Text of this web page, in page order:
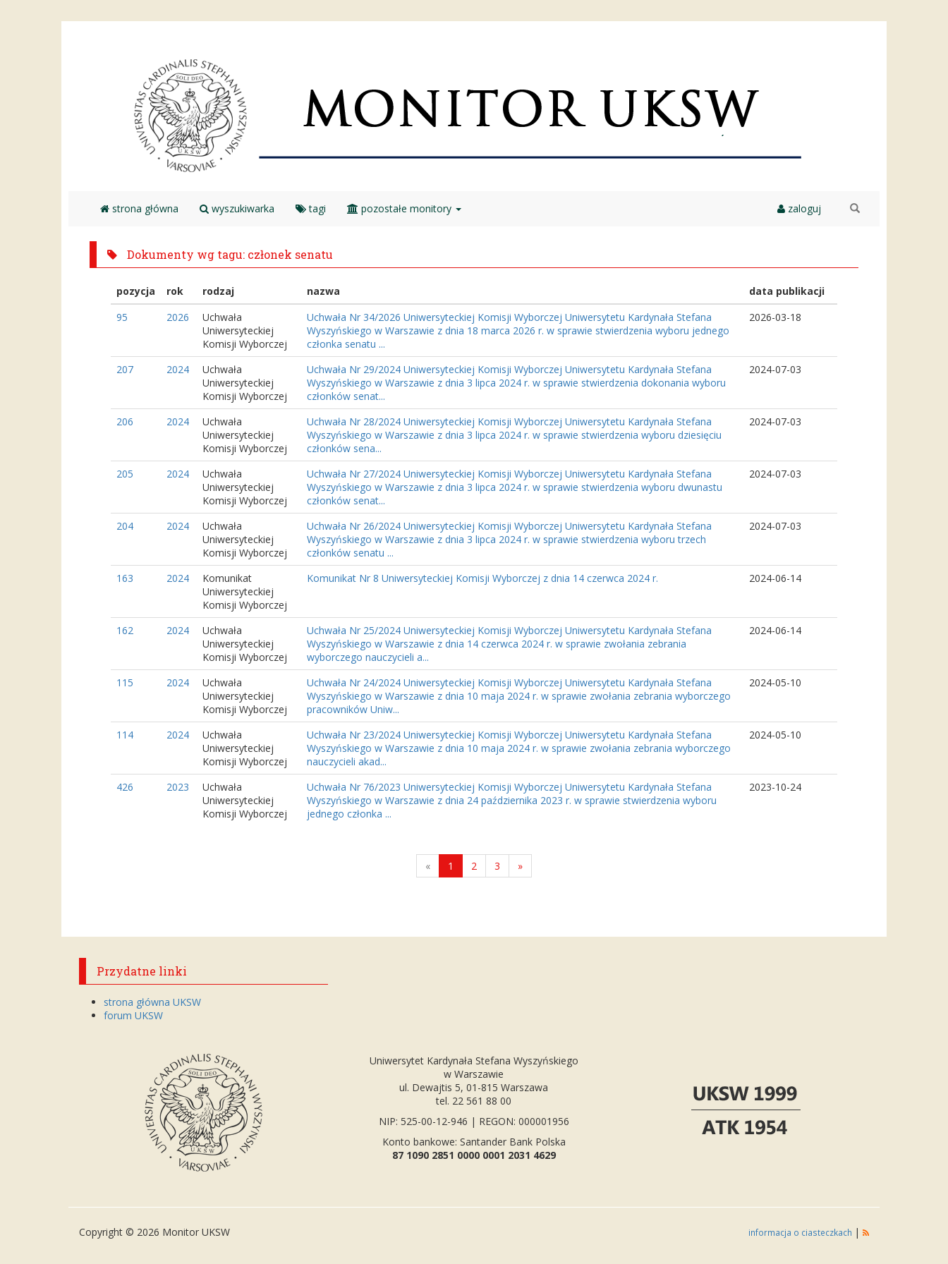
strona główna wyszukiwarka tagi pozostałe monitory zaloguj
Dokumenty wg tagu: członek senatu
pozycja rok rodzaj nazwa
data publikacji
95
2026
Uchwała
Uniwersyteckiej
Komisji Wyborczej
Uchwała Nr 34/2026 Uniwersyteckiej Komisji Wyborczej Uniwersytetu Kardynała Stefana
Wyszyńskiego w Warszawie z dnia 18 marca 2026 r. w sprawie stwierdzenia wyboru jednego
członka senatu ...
2026-03-18
207 2024
Uchwała
Uniwersyteckiej
Komisji Wyborczej
Uchwała Nr 29/2024 Uniwersyteckiej Komisji Wyborczej Uniwersytetu Kardynała Stefana
Wyszyńskiego w Warszawie z dnia 3 lipca 2024 r. w sprawie stwierdzenia dokonania wyboru
członków senat...
2024-07-03
206 2024
Uchwała
Uniwersyteckiej
Komisji Wyborczej
Uchwała Nr 28/2024 Uniwersyteckiej Komisji Wyborczej Uniwersytetu Kardynała Stefana
Wyszyńskiego w Warszawie z dnia 3 lipca 2024 r. w sprawie stwierdzenia wyboru dziesięciu
członków sena...
2024-07-03
205 2024
Uchwała
Uniwersyteckiej
Komisji Wyborczej
Uchwała Nr 27/2024 Uniwersyteckiej Komisji Wyborczej Uniwersytetu Kardynała Stefana
Wyszyńskiego w Warszawie z dnia 3 lipca 2024 r. w sprawie stwierdzenia wyboru dwunastu
członków senat...
2024-07-03
204 2024
Uchwała
Uniwersyteckiej
Komisji Wyborczej
Uchwała Nr 26/2024 Uniwersyteckiej Komisji Wyborczej Uniwersytetu Kardynała Stefana
Wyszyńskiego w Warszawie z dnia 3 lipca 2024 r. w sprawie stwierdzenia wyboru trzech
członków senatu ...
2024-07-03
163 2024
Komunikat
Uniwersyteckiej
Komisji Wyborczej
Komunikat Nr 8 Uniwersyteckiej Komisji Wyborczej z dnia 14 czerwca 2024 r. 2024-06-14
162 2024
Uchwała
Uniwersyteckiej
Komisji Wyborczej
Uchwała Nr 25/2024 Uniwersyteckiej Komisji Wyborczej Uniwersytetu Kardynała Stefana
Wyszyńskiego w Warszawie z dnia 14 czerwca 2024 r. w sprawie zwołania zebrania
wyborczego nauczycieli a...
2024-06-14
115 2024
Uchwała
Uniwersyteckiej
Komisji Wyborczej
Uchwała Nr 24/2024 Uniwersyteckiej Komisji Wyborczej Uniwersytetu Kardynała Stefana
Wyszyńskiego w Warszawie z dnia 10 maja 2024 r. w sprawie zwołania zebrania wyborczego
pracowników Uniw...
2024-05-10
114 2024
Uchwała
Uniwersyteckiej
Komisji Wyborczej
Uchwała Nr 23/2024 Uniwersyteckiej Komisji Wyborczej Uniwersytetu Kardynała Stefana
Wyszyńskiego w Warszawie z dnia 10 maja 2024 r. w sprawie zwołania zebrania wyborczego
nauczycieli akad...
2024-05-10
426 2023
Uchwała
Uniwersyteckiej
Komisji Wyborczej
Uchwała Nr 76/2023 Uniwersyteckiej Komisji Wyborczej Uniwersytetu Kardynała Stefana
Wyszyńskiego w Warszawie z dnia 24 października 2023 r. w sprawie stwierdzenia wyboru
jednego członka ...
2023-10-24
« 1 2 3 »
Przydatne linki
strona główna UKSW
forum UKSW
Uniwersytet Kardynała Stefana Wyszyńskiego
w Warszawie
ul. Dewajtis 5, 01-815 Warszawa
tel. 22 561 88 00
NIP: 525-00-12-946 | REGON: 000001956
Konto bankowe: Santander Bank Polska
87 1090 2851 0000 0001 2031 4629
Copyright © 2026 Monitor UKSW informacja o ciasteczkach |